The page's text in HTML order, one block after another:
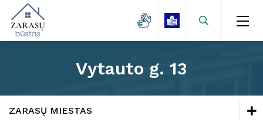
Naujienos
Zarasų miestas
Vytauto g. 13
ZARASŲ MIESTAS